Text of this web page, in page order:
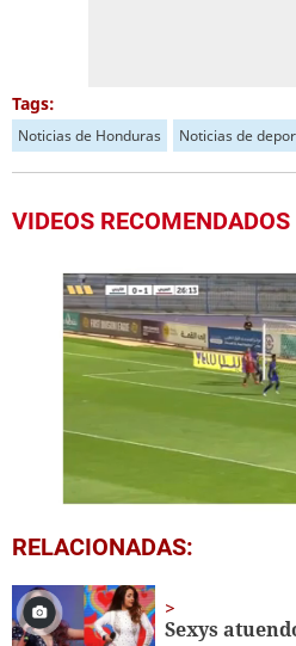
Tags:
Noticias de Honduras Noticias de
VIDEOS RECOMENDADOS
0
seconds
37
seconds
RELACIONADAS:
Sexys